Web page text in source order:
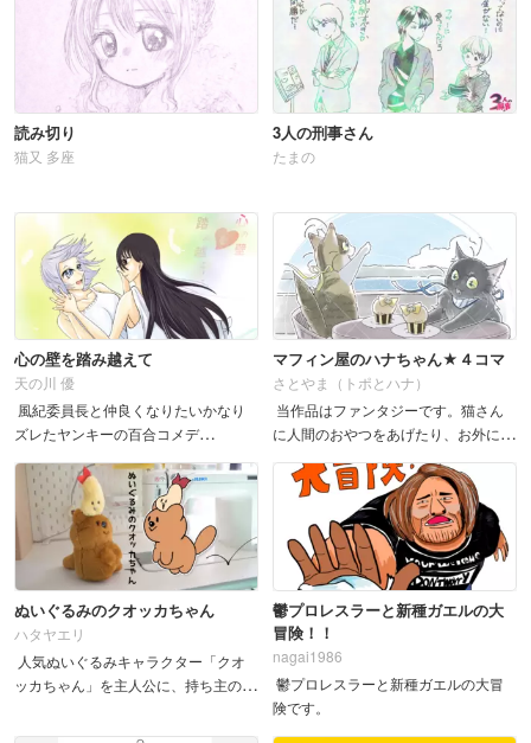
読み切り
猫又 多座
3人の刑事さん
たまの
心の壁を踏み越えて
天の川 優
風紀委員長と仲良くなりたいかなり
ズレたヤンキーの百合コメデ
ィ &nbs...
マフィン屋のハナちゃん★４コマ
さとやま（トポとハナ）
当作品はファンタジーです。猫さん
に人間のおやつをあげたり、お外に出
したりなど、危険なことはさせないで
ね！
ぬいぐるみのクオッカちゃん
ハタヤエリ
人気ぬいぐるみキャラクター「クオ
ッカちゃん」を主人公に、持ち主の元
きます。ぬいぐるみを愛してやまない
鬱プロレスラーと新種ガエルの大
冒険！！
nagai1986
鬱プロレスラーと新種ガエルの大冒
険です。